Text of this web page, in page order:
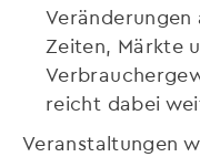
Veränderungen
Zeiten, Märkte
reicht dabei
Veranstaltungen